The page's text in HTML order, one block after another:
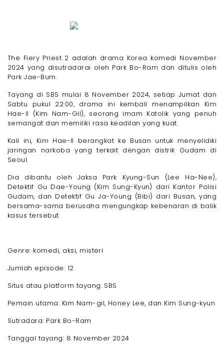
The Fiery Priest 2 adalah drama Korea komedi November
2024 yang disutradarai oleh Park Bo-Ram dan ditulis oleh
Park Jae-Bum.
Tayang di SBS mulai 8 November 2024, setiap Jumat dan
Sabtu pukul 22:00, drama ini kembali menampilkan Kim
Hae-Il (Kim Nam-Gil), seorang imam Katolik yang penuh
semangat dan memiliki rasa keadilan yang kuat.
Kali ini, Kim Hae-Il berangkat ke Busan untuk menyelidiki
jaringan narkoba yang terkait dengan distrik Gudam di
Seoul.
Dia dibantu oleh Jaksa Park Kyung-Sun (Lee Ha-Nee),
Detektif Gu Dae-Young (Kim Sung-Kyun) dari Kantor Polisi
Gudam, dan Detektif Gu Ja-Young (Bibi) dari Busan, yang
bersama-sama berusaha mengungkap kebenaran di balik
kasus tersebut.
Genre: komedi, aksi, misteri
Jumlah episode: 12
Situs atau platform tayang: SBS
Pemain utama: Kim Nam-gil, Honey Lee, dan Kim Sung-kyun
Sutradara: Park Bo-Ram
Tanggal tayang: 8 November 2024